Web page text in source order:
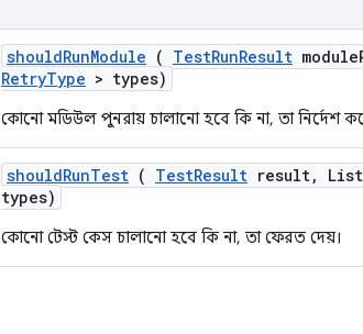
shouldRunModule ( TestRunResult module
RetryType > types)
কোনো মডিউল পুনরায় চালানো হবে কি না, তা নির্দেশ
shouldRunTest ( TestResult result,
types)
কোনো টেস্ট কেস চালানো হবে কি না, তা ফেরত দেয়।